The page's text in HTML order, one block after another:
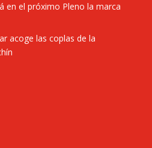
en el próximo Pleno la marca
acoge las coplas de la